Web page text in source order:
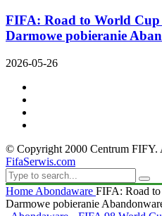
FIFA: Road to World
Darmowe pobieranie
2026-05-26
© Copyright 2000 Centrum FIFY.
FifaSerwis.com
Home Abondaware FIFA: Road
Darmowe pobieranie